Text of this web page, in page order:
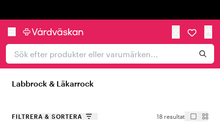
Labbrock & Läkarrock
FILTRERA & SORTERA 18 resultat